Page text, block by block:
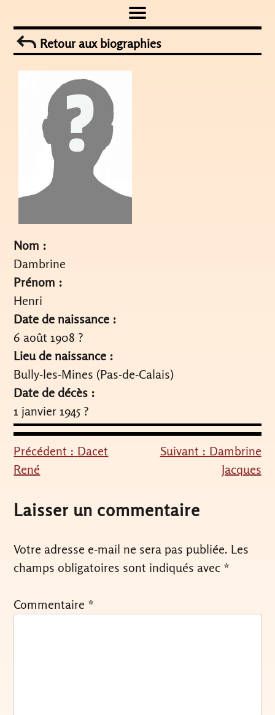
to
contentRetour aux biographies
Nom :
Dambrine
Prénom :
Henri
Date de naissance :
6 août 1908 ?
Lieu de naissance :
Bully-les-Mines (Pas-de-Calais)
Date de décès :
1 janvier 1945 ?
Navigation
de
l’article
Précédent : Dacet
René
Suivant : Dambrine
Jacques
Laisser un commentaire
Votre adresse e-mail ne sera pas publiée. Les
champs obligatoires sont indiqués avec *
Commentaire *